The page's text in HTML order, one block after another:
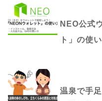
NEO公式
ト」の使
温泉で手